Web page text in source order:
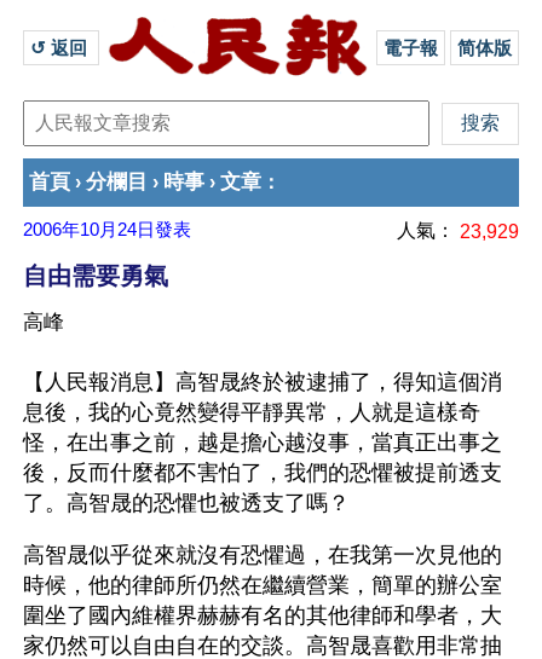
↺ 返回 電子報 简体版
首頁 › 分欄目 › 時事 › 文章 ：
2006年10月24日發表 人氣： 23,929
自由需要勇氣
高峰
【人民報消息】高智晟終於被逮捕了，得知這個消
息後，我的心竟然變得平靜異常，人就是這樣奇
怪，在出事之前，越是擔心越沒事，當真正出事之
後，反而什麼都不害怕了，我們的恐懼被提前透支
了。高智晟的恐懼也被透支了嗎？
高智晟似乎從來就沒有恐懼過，在我第一次見他的
時候，他的律師所仍然在繼續營業，簡單的辦公室
圍坐了國內維權界赫赫有名的其他律師和學者，大
家仍然可以自由自在的交談。高智晟喜歡用非常抽